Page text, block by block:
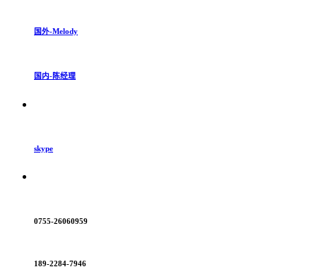
国外-Melody
国内-陈经理
skype
0755-26060959
189-2284-7946